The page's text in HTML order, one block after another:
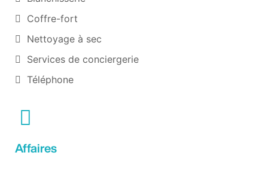
Coffre-fort
Nettoyage à sec
Services de conciergerie
Téléphone
Affaires